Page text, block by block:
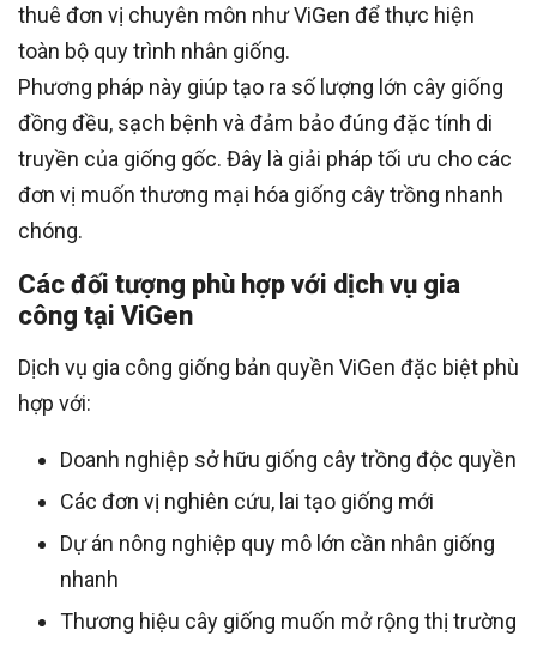
thuê đơn vị chuyên môn như ViGen để thực hiện
toàn bộ quy trình nhân giống.
Phương pháp này giúp tạo ra số lượng lớn cây giống
đồng đều, sạch bệnh và đảm bảo đúng đặc tính di
truyền của giống gốc. Đây là giải pháp tối ưu cho các
đơn vị muốn thương mại hóa giống cây trồng nhanh
chóng.
Các đối tượng phù hợp với dịch vụ gia
công tại ViGen
Dịch vụ gia công giống bản quyền ViGen đặc biệt phù
hợp với:
Doanh nghiệp sở hữu giống cây trồng độc quyền
Các đơn vị nghiên cứu, lai tạo giống mới
Dự án nông nghiệp quy mô lớn cần nhân giống
nhanh
Thương hiệu cây giống muốn mở rộng thị trường